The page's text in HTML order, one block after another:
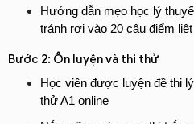
Hướng dẫn mẹo học lý
tránh rơi vào 20 câu điểm
Bước 2: Ôn luyện và thi thử
Học viên được luyện đề thi
thử A1 online